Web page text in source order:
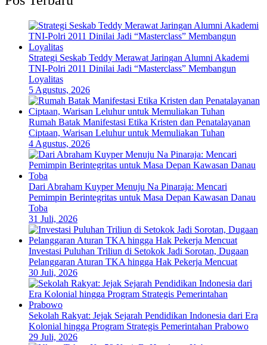
Strategi Seskab Teddy Merawat Jaringan Alumni Akademi
TNI-Polri 2011 Dinilai Jadi “Masterclass” Membangun
Loyalitas
5 Agustus, 2026
Rumah Batak Manifestasi Etika Kristen dan Penatalayanan
Ciptaan, Warisan Leluhur untuk Memuliakan Tuhan
4 Agustus, 2026
Dari Abraham Kuyper Menuju Na Pinaraja: Mencari
Pemimpin Berintegritas untuk Masa Depan Kawasan Danau
Toba
31 Juli, 2026
Investasi Puluhan Triliun di Setokok Jadi Sorotan, Dugaan
Pelanggaran Aturan TKA hingga Hak Pekerja Mencuat
30 Juli, 2026
Sekolah Rakyat: Jejak Sejarah Pendidikan Indonesia dari Era
Kolonial hingga Program Strategis Pemerintahan Prabowo
29 Juli, 2026